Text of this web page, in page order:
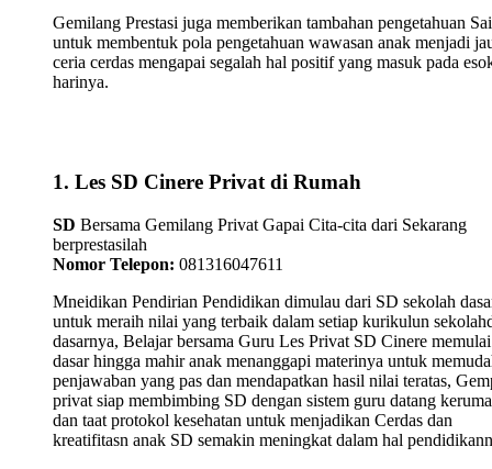
Gemilang Prestasi juga memberikan tambahan pengetahuan
untuk membentuk pola pengetahuan wawasan anak menjadi
ceria cerdas mengapai segalah hal positif yang masuk pada
harinya.
1. Les SD Cinere Privat di Rumah
SD Bersama Gemilang Privat Gapai Cita-cita dari Sekarang
berprestasilah
Nomor Telepon: 081316047611
Mneidikan Pendirian Pendidikan dimulau dari SD sekolah
untuk meraih nilai yang terbaik dalam setiap kurikulun
dasarnya, Belajar bersama Guru Les Privat SD Cinere memulai
dasar hingga mahir anak menanggapi materinya untuk
penjawaban yang pas dan mendapatkan hasil nilai teratas,
privat siap membimbing SD dengan sistem guru datang
dan taat protokol kesehatan untuk menjadikan Cerdas dan
kreatifitasn anak SD semakin meningkat dalam hal